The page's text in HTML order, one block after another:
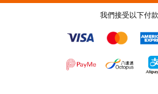
我們接受以下付